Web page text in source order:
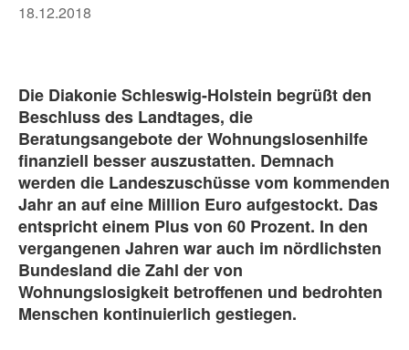
18.12.2018
Die Diakonie Schleswig-Holstein begrüßt den
Beschluss des Landtages, die
Beratungsangebote der Wohnungslosenhilfe
finanziell besser auszustatten. Demnach
werden die Landeszuschüsse vom kommenden
Jahr an auf eine Million Euro aufgestockt. Das
entspricht einem Plus von 60 Prozent. In den
vergangenen Jahren war auch im nördlichsten
Bundesland die Zahl der von
Wohnungslosigkeit betroffenen und bedrohten
Menschen kontinuierlich gestiegen.